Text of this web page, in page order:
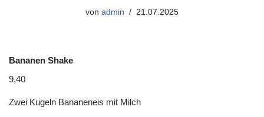
von admin 21.07.2025
Bananen Shake
9,40
Zwei Kugeln Bananeneis mit Milch